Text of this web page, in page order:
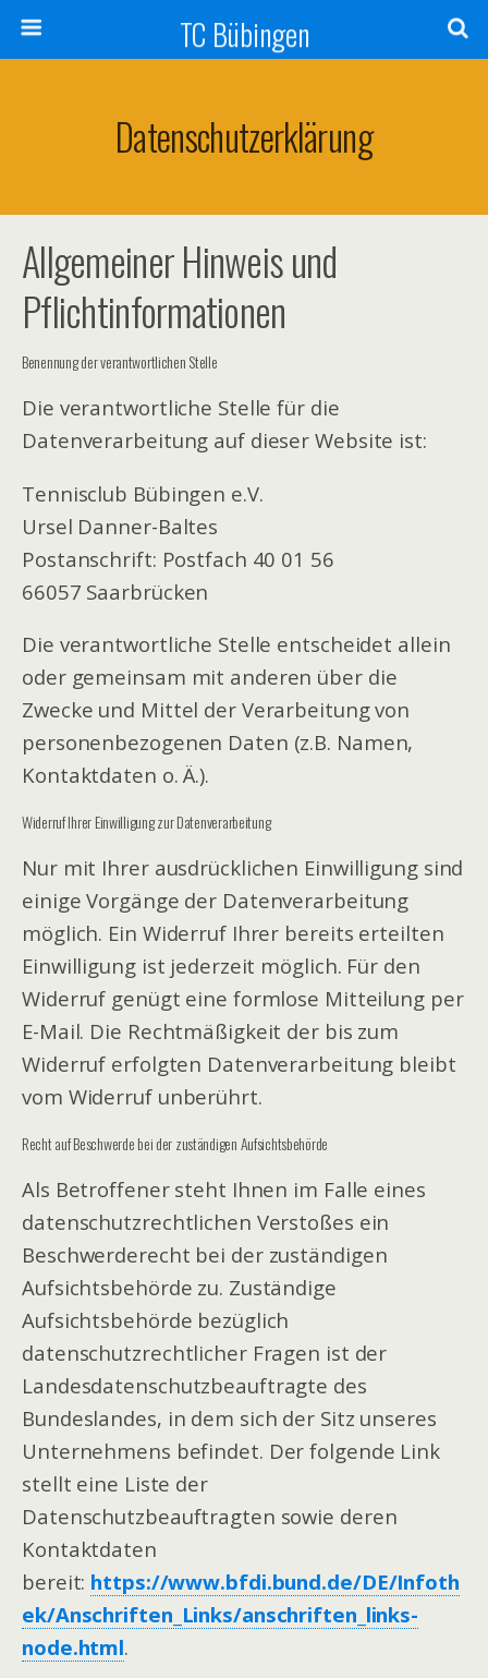
TC Bübingen
Datenschutzerklärung
Allgemeiner Hinweis und
Pflichtinformationen
Benennung der verantwortlichen Stelle
Die verantwortliche Stelle für die
Datenverarbeitung auf dieser Website ist:
Tennisclub Bübingen e.V.
Ursel Danner-Baltes
Postanschrift: Postfach 40 01 56
66057 Saarbrücken
Die verantwortliche Stelle entscheidet allein
oder gemeinsam mit anderen über die
Zwecke und Mittel der Verarbeitung von
personenbezogenen Daten (z.B. Namen,
Kontaktdaten o. Ä.).
Widerruf Ihrer Einwilligung zur Datenverarbeitung
Nur mit Ihrer ausdrücklichen Einwilligung sind
einige Vorgänge der Datenverarbeitung
möglich. Ein Widerruf Ihrer bereits erteilten
Einwilligung ist jederzeit möglich. Für den
Widerruf genügt eine formlose Mitteilung per
E-Mail. Die Rechtmäßigkeit der bis zum
Widerruf erfolgten Datenverarbeitung bleibt
vom Widerruf unberührt.
Recht auf Beschwerde bei der zuständigen Aufsichtsbehörde
Als Betroffener steht Ihnen im Falle eines
datenschutzrechtlichen Verstoßes ein
Beschwerderecht bei der zuständigen
Aufsichtsbehörde zu. Zuständige
Aufsichtsbehörde bezüglich
datenschutzrechtlicher Fragen ist der
Landesdatenschutzbeauftragte des
Bundeslandes, in dem sich der Sitz unseres
Unternehmens befindet. Der folgende Link
stellt eine Liste der
Datenschutzbeauftragten sowie deren
Kontaktdaten
bereit: https://www.bfdi.bund.de/DE/Infoth
ek/Anschriften_Links/anschriften_links-
node.html.